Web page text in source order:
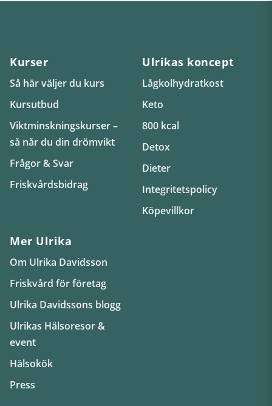
Kurser
Så här väljer du kurs
Kursutbud
Viktminskningskurser –
så når du din drömvikt
Frågor & Svar
Friskvårdsbidrag
Ulrikas koncept
Lågkolhydratkost
Keto
800 kcal
Detox
Dieter
Integritetspolicy
Köpevillkor
Mer Ulrika
Om Ulrika Davidsson
Friskvård för företag
Ulrika Davidssons blogg
Ulrikas Hälsoresor &
event
Hälsokök
Press